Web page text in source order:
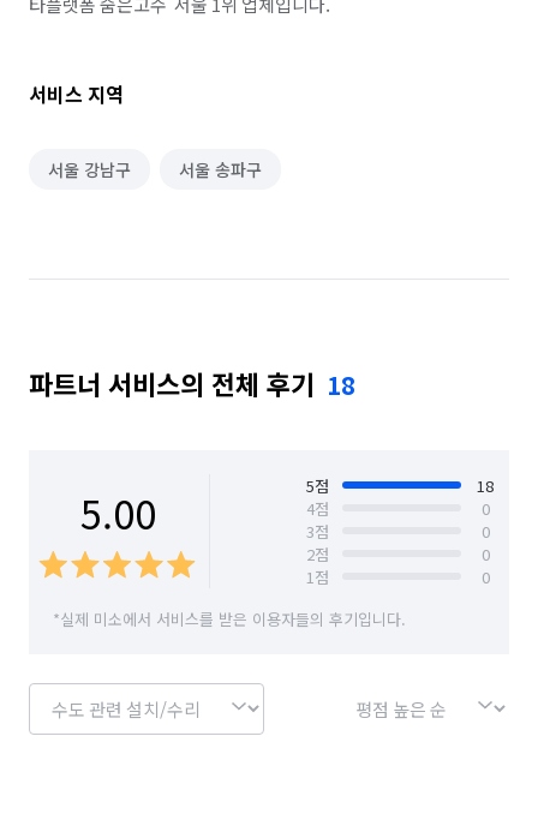
서비스 지역
서울 강남구 서울 송파구
파트너 서비스의 전체 후기 18
5.00 5점
18
4점
0
3점
0
2점
0
1점
0
*실제 미소에서 서비스를 받은 이용자들의 후기입니다.